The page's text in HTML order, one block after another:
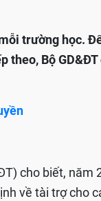
trường học.
theo, Bộ GD&ĐT
cho biết, năm
về tài trợ cho